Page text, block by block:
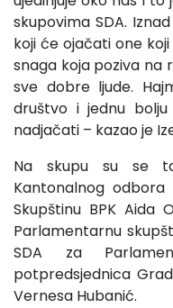
skupovima SDA.
koji će ojačati one
snaga koja poziva na
sve dobre ljude.
društvo i jednu
nadjačati – kazao je
Na skupu su se
Kantonalnog
Skupštinu BPK Aida
Parlamentarnu
SDA za
potpredsjednica
Vernesa Hubanić.